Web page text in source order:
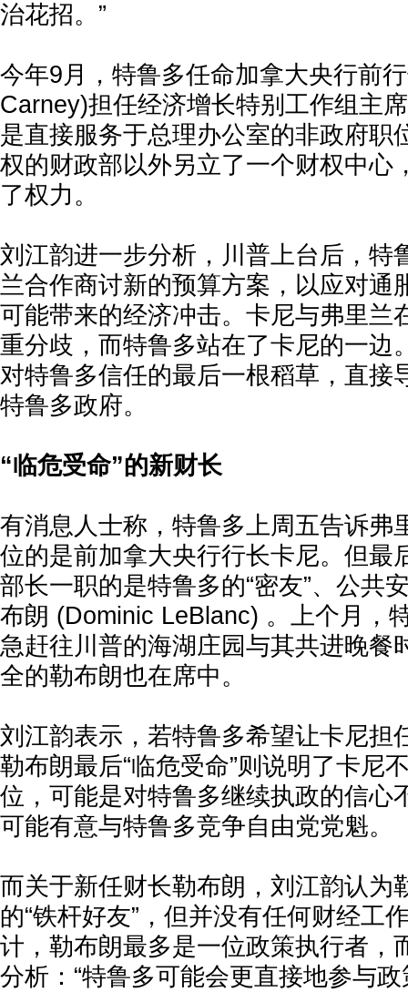
治花招。”
今年9月，特鲁多任命加拿大央行前
Carney)担任经济增长特别工作组主
是直接服务于总理办公室的非政府职
权的财政部以外另立了一个财权中心
了权力。
刘江韵进一步分析，川普上台后，特
兰合作商讨新的预算方案，以应对通
可能带来的经济冲击。卡尼与弗里兰
重分歧，而特鲁多站在了卡尼的一边
对特鲁多信任的最后一根稻草，直接
特鲁多政府。
“临危受命”的新财长
有消息人士称，特鲁多上周五告诉弗
位的是前加拿大央行行长卡尼。但最
部长一职的是特鲁多的“密友”、公共
布朗 (Dominic LeBlanc) 。上个月，
急赶往川普的海湖庄园与其共进晚餐
全的勒布朗也在席中。
刘江韵表示，若特鲁多希望让卡尼担
勒布朗最后“临危受命”则说明了卡尼
位，可能是对特鲁多继续执政的信心
可能有意与特鲁多竞争自由党党魁。
而关于新任财长勒布朗，刘江韵认为
的“铁杆好友”，但并没有任何财经工
计，勒布朗最多是一位政策执行者，
分析：“特鲁多可能会更直接地参与